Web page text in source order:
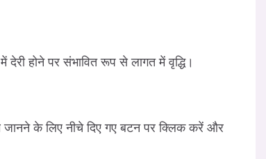
होने पर संभावित रूप से लागत में वृद्धि।
के लिए नीचे दिए गए बटन पर क्लिक करें और